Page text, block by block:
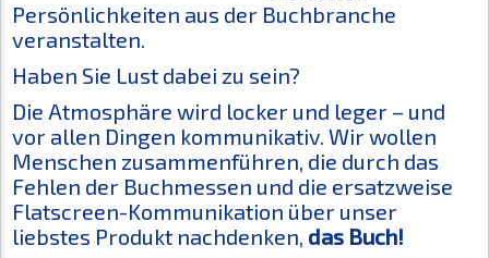
Persönlichkeiten aus der Buchbranche
veranstalten.
Haben Sie Lust dabei zu sein?
Die Atmosphäre wird locker und leger – und
vor allen Dingen kommunikativ. Wir wollen
Menschen zusammenführen, die durch das
Fehlen der Buchmessen und die ersatzweise
Flatscreen-Kommunikation über unser
liebstes Produkt nachdenken, das Buch!